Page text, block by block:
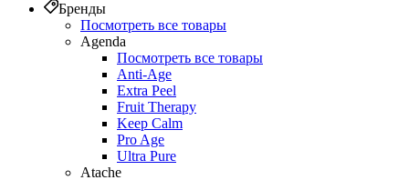
Бренды
Посмотреть все товары
Agenda
Посмотреть все товары
Anti‑Age
Extra Peel
Fruit Therapy
Keep Calm
Pro Age
Ultra Pure
Atache